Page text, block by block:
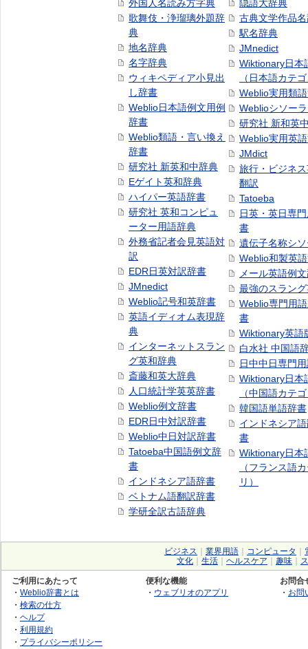
外国人名読み方字典
歌舞伎・浄瑠璃外題辞
典
地名辞典
名字辞典
ウィキペディア小見出
し辞書
Weblio日本語例文用例
辞書
Weblio類語・言い換え
辞書
研究社 新英和中辞典
Eゲイト英和辞典
ハイパー英語辞書
研究社 英和コンピュ
ーター用語辞典
外務省記者会見英語対
訳
EDR日英対訳辞書
JMnedict
Weblio記号和英辞書
英語イディオム表現辞
典
インターネットスラン
グ英和辞典
斎藤和英大辞典
人口統計学英英辞書
Weblio例文辞書
EDR日中対訳辞書
Weblio中日対訳辞書
Tatoeba中国語例文辞
書
インドネシア語辞書
ベトナム語翻訳辞書
学研全訳古語辞典
隠語大辞典
古典文学作品
駅名辞典
JMnedict
Wiktionary日本
（日本語カテ
Weblio実用類
Weblioシソー
研究社 新和英
Weblio実用英
JMdict
旅行・ビジネ
翻訳
Tatoeba
日英・英日専
書
遺伝子名称シ
Weblio和製英
メール英語例
最強のスラン
Weblio専門用
書
Wiktionary英語
白水社 中国語
日中中日専門
Wiktionary日本
（中国語カテ
韓国語単語辞書
インドネシア
書
Wiktionary日本
（フランス語
リ）
ビジネス 業界用語 コンピュータ
文化
生活 ヘルスケア 趣味
ご利用にあたって
・ Weblio辞書とは
・ 検索の仕方
・ ヘルプ
・ 利用規約
・ プライバシーポリシー
便利な機能
・ ウェブリオのアプリ
お問合
・ お問